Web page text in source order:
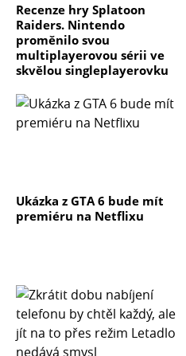
Recenze hry Splatoon
Raiders. Nintendo
proměnilo svou
multiplayerovou sérii ve
skvělou singleplayerovku
Ukázka z GTA 6 bude mít
premiéru na Netflixu